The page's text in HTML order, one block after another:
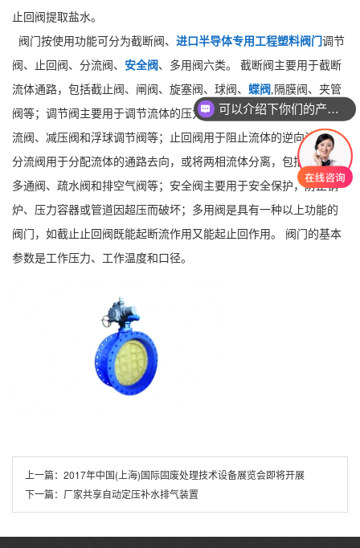
止回阀提取盐水。
阀门按使用功能可分为截断阀、 进口半导体专用工程塑料阀门调节
阀、止回阀、分流阀、 安全阀 、多用阀六类。 截断阀主要用于截断
流体通路，包括截止阀、闸阀、旋塞阀、球阀、 蝶阀 ,隔膜阀、夹管
阀等；调节阀主要用于调节流体的压力、流量等，包括调节阀、节
流阀、减压阀和浮球调节阀等；止回阀用于阻止流体的逆向流动；
分流阀用于分配流体的通路去向，或将两相流体分离，包括滑阀、
多通阀、疏水阀和排空气阀等；安全阀主要用于安全保护，防止锅
炉、压力容器或管道因超压而破坏；多用阀是具有一种以上功能的
阀门，如截止止回阀既能起断流作用又能起止回作用。 阀门的基本
参数是工作压力、工作温度和口径。
上一篇： 2017年中国(上海)国际固废处理技术设备展览会即将开展
下一篇： 厂家共享自动定压补水排气装置
可以介绍下你们的产品么